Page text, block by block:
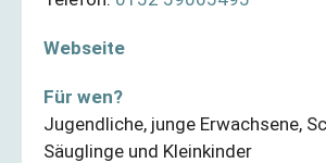
Webseite
Für wen?
Jugendliche, junge Erwachsene,
Säuglinge und Kleinkinder